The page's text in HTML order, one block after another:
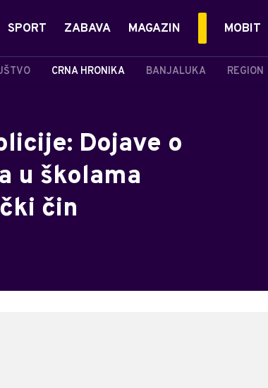
CRNA HRONIKA BANJALUKA REGION
SPORT ZABAVA MAGAZIN MOBIT
Dojave o
u školama
čin